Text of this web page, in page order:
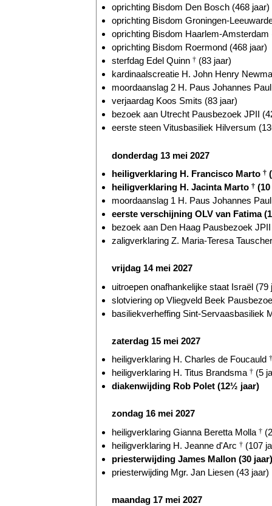
oprichting Bisdom Den Bosch (468 jaar)
oprichting Bisdom Groningen-
oprichting Bisdom Haarlem-Amsterdam
oprichting Bisdom Roermond (468 jaar)
sterfdag Edel Quinn † (83 jaar)
kardinaalscreatie H. John Henry
moordaanslag 2 H. Paus Johannes
verjaardag Koos Smits (83 jaar)
bezoek aan Utrecht Pausbezoek JPII
eerste steen Vitusbasiliek Hilversum
donderdag 13 mei 2027
heiligverklaring H. Francisco Marto †
heiligverklaring H. Jacinta Marto †
moordaanslag 1 H. Paus Johannes
eerste verschijning OLV van Fatima
bezoek aan Den Haag Pausbezoek
zaligverklaring Z. Maria-Teresa
vrijdag 14 mei 2027
uitroepen onafhankelijke staat Israël (79
slotviering op Vliegveld Beek
basiliekverheffing Sint-Servaasbasiliek
zaterdag 15 mei 2027
heiligverklaring H. Charles de Foucauld †
heiligverklaring H. Titus Brandsma † (5
diakenwijding Rob Polet (12½ jaar)
zondag 16 mei 2027
heiligverklaring Gianna Beretta Molla †
heiligverklaring H. Jeanne d'Arc † (107
priesterwijding James Mallon (30 jaar)
priesterwijding Mgr. Jan Liesen (43 jaar)
maandag 17 mei 2027